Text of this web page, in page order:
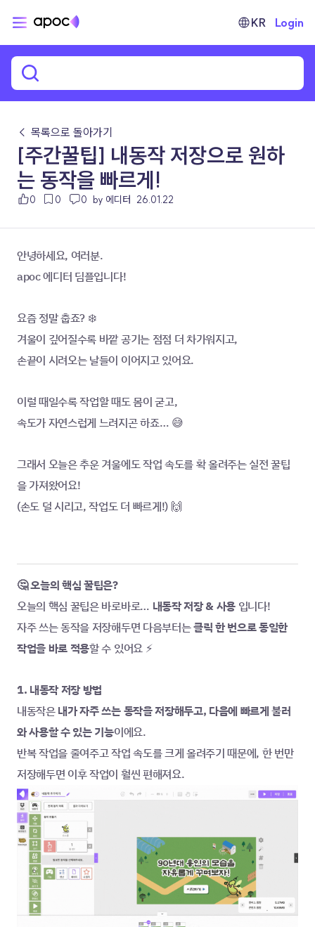
KR Login
← 목록으로 돌아가기
[주간꿀팁] 내동작 저장으로 원하
는 동작을 빠르게!
0 0 0 by 에디터 26.01.22
안녕하세요, 여러분.
apoc 에디터 딤플입니다!
요즘 정말 춥죠? ❄️
겨울이 깊어질수록 바깥 공기는 점점 더 차가워지고,
손끝이 시려오는 날들이 이어지고 있어요.
이럴 때일수록 작업할 때도 몸이 굳고,
속도가 자연스럽게 느려지곤 하죠… 😅
그래서 오늘은 추운 겨울에도 작업 속도를 확 올려주는 실전 꿀팁
을 가져왔어요!
(손도 덜 시리고, 작업도 더 빠르게!) 🙌
🤔 오늘의 핵심 꿀팁은?
오늘의 핵심 꿀팁은 바로바로… 내동작 저장 & 사용 입니다!
자주 쓰는 동작을 저장해두면 다음부터는 클릭 한 번으로 동일한
작업을 바로 적용할 수 있어요 ⚡
1. 내동작 저장 방법
내동작은 내가 자주 쓰는 동작을 저장해두고, 다음에 빠르게 불러
와 사용할 수 있는 기능이에요.
반복 작업을 줄여주고 작업 속도를 크게 올려주기 때문에, 한 번만
저장해두면 이후 작업이 훨씬 편해져요.